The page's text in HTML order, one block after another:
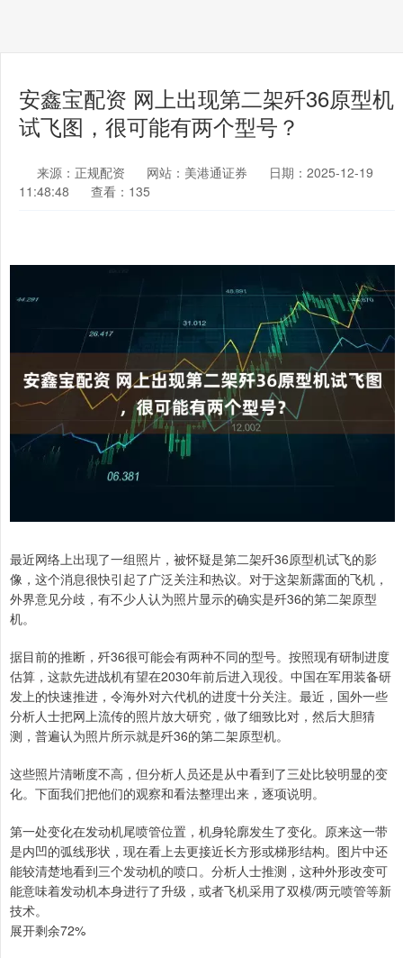
安鑫宝配资 网上出现第二架歼36原型机
试飞图，很可能有两个型号？
来源：正规配资 网站：美港通证券
日期：2025-12-19
11:48:48
查看：135
最近网络上出现了一组照片，被怀疑是第二架歼36原型机试飞的影
像，这个消息很快引起了广泛关注和热议。对于这架新露面的飞机，
外界意见分歧，有不少人认为照片显示的确实是歼36的第二架原型
机。
据目前的推断，歼36很可能会有两种不同的型号。按照现有研制进度
估算，这款先进战机有望在2030年前后进入现役。中国在军用装备研
发上的快速推进，令海外对六代机的进度十分关注。最近，国外一些
分析人士把网上流传的照片放大研究，做了细致比对，然后大胆猜
测，普遍认为照片所示就是歼36的第二架原型机。
这些照片清晰度不高，但分析人员还是从中看到了三处比较明显的变
化。下面我们把他们的观察和看法整理出来，逐项说明。
第一处变化在发动机尾喷管位置，机身轮廓发生了变化。原来这一带
是内凹的弧线形状，现在看上去更接近长方形或梯形结构。图片中还
能较清楚地看到三个发动机的喷口。分析人士推测，这种外形改变可
能意味着发动机本身进行了升级，或者飞机采用了双模/两元喷管等新
技术。
展开剩余72%